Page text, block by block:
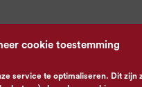
cookie toestemming
service te optimaliseren. Dit